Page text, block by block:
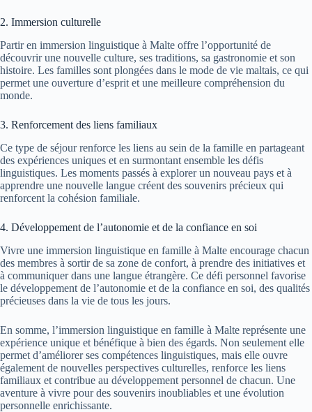
2. Immersion culturelle
Partir en immersion linguistique à Malte offre l’opportunité de
découvrir une nouvelle culture, ses traditions, sa gastronomie et son
histoire. Les familles sont plongées dans le mode de vie maltais, ce qui
permet une ouverture d’esprit et une meilleure compréhension du
monde.
3. Renforcement des liens familiaux
Ce type de séjour renforce les liens au sein de la famille en partageant
des expériences uniques et en surmontant ensemble les défis
linguistiques. Les moments passés à explorer un nouveau pays et à
apprendre une nouvelle langue créent des souvenirs précieux qui
renforcent la cohésion familiale.
4. Développement de l’autonomie et de la confiance en soi
Vivre une immersion linguistique en famille à Malte encourage chacun
des membres à sortir de sa zone de confort, à prendre des initiatives et
à communiquer dans une langue étrangère. Ce défi personnel favorise
le développement de l’autonomie et de la confiance en soi, des qualités
précieuses dans la vie de tous les jours.
En somme, l’immersion linguistique en famille à Malte représente une
expérience unique et bénéfique à bien des égards. Non seulement elle
permet d’améliorer ses compétences linguistiques, mais elle ouvre
également de nouvelles perspectives culturelles, renforce les liens
familiaux et contribue au développement personnel de chacun. Une
aventure à vivre pour des souvenirs inoubliables et une évolution
personnelle enrichissante.